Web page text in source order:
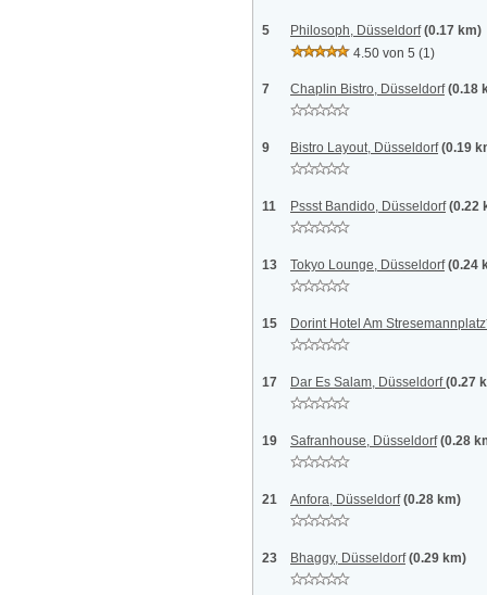
5 Philosoph, Düsseldorf (0.17 km)
4.50 von 5 (1)
7 Chaplin Bistro, Düsseldorf (0.18
9 Bistro Layout, Düsseldorf (0.19
11 Pssst Bandido, Düsseldorf (0.22
13 Tokyo Lounge, Düsseldorf (0.24
15 Dorint Hotel Am
17 Dar Es Salam, Düsseldorf(0.27
19 Safranhouse, Düsseldorf (0.28
21 Anfora, Düsseldorf (0.28 km)
23 Bhaggy, Düsseldorf (0.29 km)